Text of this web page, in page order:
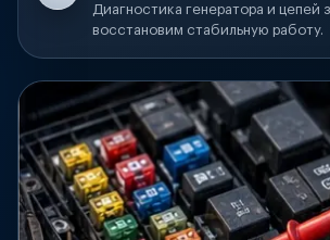
Диагностика генератора и цепей
восстановим стабильную работу.